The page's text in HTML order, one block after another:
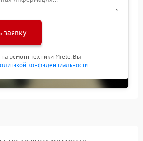
заявку
на ремонт техники Miele, Вы
конфиденциальности